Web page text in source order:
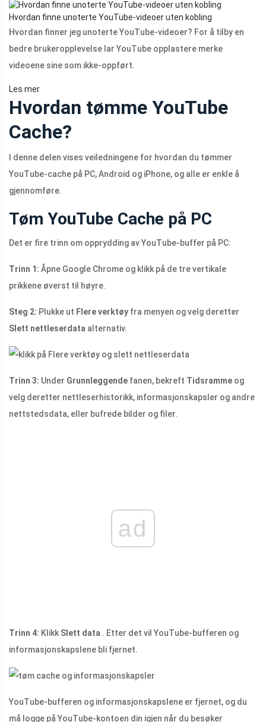
Hvordan finne unoterte YouTube-videoer uten kobling
Hvordan finner jeg unoterte YouTube-videoer? For å tilby en
bedre brukeropplevelse lar YouTube opplastere merke
videoene sine som ikke-oppført.
Les mer
Hvordan tømme YouTube
Cache?
I denne delen vises veiledningene for hvordan du tømmer
YouTube-cache på PC, Android og iPhone, og alle er enkle å
gjennomføre.
Tøm YouTube Cache på PC
Det er fire trinn om opprydding av YouTube-buffer på PC:
Trinn 1: Åpne Google Chrome og klikk på de tre vertikale
prikkene øverst til høyre.
Steg 2: Plukke ut Flere verktøy fra menyen og velg deretter
Slett nettleserdata alternativ.
Trinn 3: Under Grunnleggende fanen, bekreft Tidsramme og
velg deretter nettleserhistorikk, informasjonskapsler og andre
nettstedsdata, eller bufrede bilder og filer.
ad
Trinn 4: Klikk Slett data . Etter det vil YouTube-bufferen og
informasjonskapslene bli fjernet.
YouTube-bufferen og informasjonskapslene er fjernet, og du
må logge på YouTube-kontoen din igjen når du besøker